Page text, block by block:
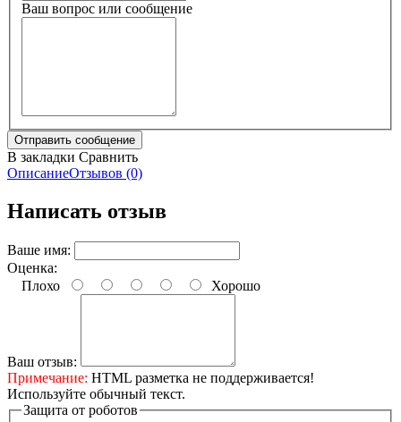
Ваш вопрос или сообщение
В закладки Сравнить
ОписаниеОтзывов (0)
Написать отзыв
Ваше имя:
Оценка:
Плохо
Хорошо
Ваш отзыв:
Примечание: HTML разметка не поддерживается!
Используйте обычный текст.
Защита от роботов